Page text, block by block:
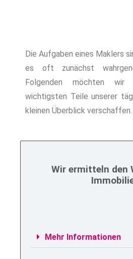
Die Aufgaben eines Maklers
es oft zunächst
Folgenden möchten
wichtigsten Teile unserer
kleinen Überblick verschaffen.
Wir ermitteln den
Mehr Informationen